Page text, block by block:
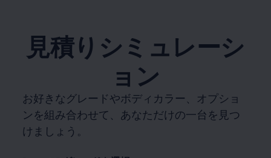
見積りシミュレーシ
ョン
お好きなグレードやボディカラー、オプショ
ンを組み合わせて、あなただけの一台を見つ
けましょう。